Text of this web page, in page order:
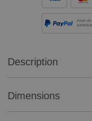
POUR LES
Description
Dimensions